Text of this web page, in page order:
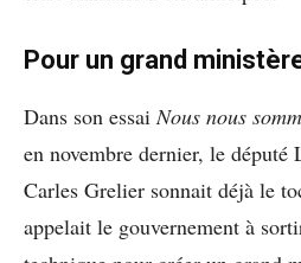
Pour un grand
Dans son essaiNous nous
en novembre dernier, le député
Carles Grelier sonnait déjà le
appelait le gouvernement à